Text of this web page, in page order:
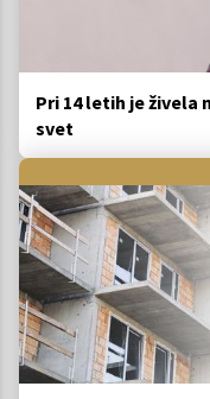
Pri 14 letih je živela
svet